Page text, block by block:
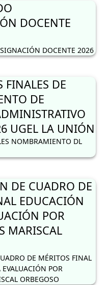
DOCENTE
DOCENTE 2026
FINALES DE
DE
UGEL LA UNIÓN
NOMBRAMIENTO DL
DE CUADRO DE
EDUCACIÓN
POR
MARISCAL
DE MÉRITOS FINAL
POR
ORBEGOSO